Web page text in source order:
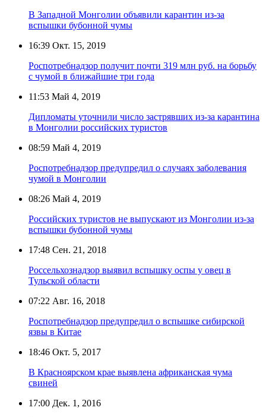
В Западной Монголии объявили карантин из-за
вспышки бубонной чумы
16:39 Окт. 15, 2019
Роспотребнадзор получит почти 319 млн руб. на борьбу
с чумой в ближайшие три года
11:53 Май 4, 2019
Дипломаты уточнили число застрявших из-за карантина
в Монголии российских туристов
08:59 Май 4, 2019
Роспотребнадзор предупредил о случаях заболевания
чумой в Монголии
08:26 Май 4, 2019
Российских туристов не выпускают из Монголии из-за
вспышки бубонной чумы
17:48 Сен. 21, 2018
Россельхознадзор выявил вспышку оспы у овец в
Тульской области
07:22 Авг. 16, 2018
Роспотребнадзор предупредил о вспышке сибирской
язвы в Китае
18:46 Окт. 5, 2017
В Красноярском крае выявлена африканская чума
свиней
17:00 Дек. 1, 2016